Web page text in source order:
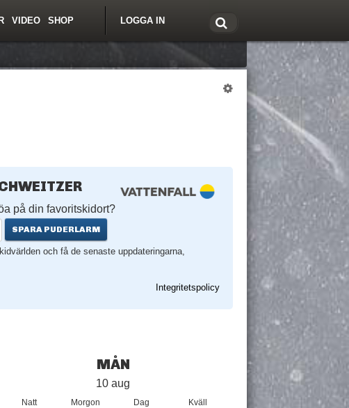
LOGGA IN
VIDEO SHOP
på din favoritskidort?
SPARA PUDERLARM
och få de senaste uppdateringarna,
Integritetspolicy
MÅN
10 aug
Natt Morgon Dag Kväll